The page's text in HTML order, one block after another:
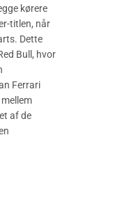
kørere
titlen, når
Dette
Bull, hvor
Ferrari
af de